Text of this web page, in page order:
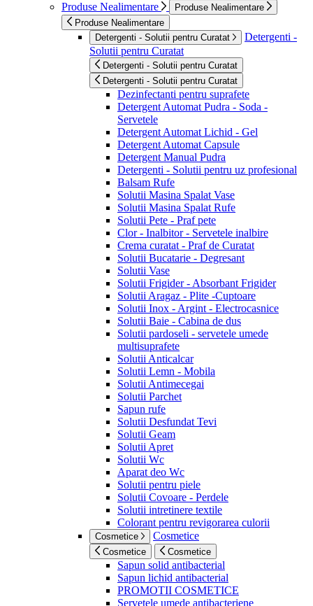
Produse Nealimentare
Produse Nealimentare
Produse Nealimentare
Detergenti - Solutii pentru Curatat
Detergenti -
Solutii pentru Curatat
Detergenti - Solutii pentru Curatat
Detergenti - Solutii pentru Curatat
Dezinfectanti pentru suprafete
Detergent Automat Pudra - Soda -
Servetele
Detergent Automat Lichid - Gel
Detergent Automat Capsule
Detergent Manual Pudra
Detergenti - Solutii pentru uz profesional
Balsam Rufe
Solutii Masina Spalat Vase
Solutii Masina Spalat Rufe
Solutii Pete - Praf pete
Clor - Inalbitor - Servetele inalbire
Crema curatat - Praf de Curatat
Solutii Bucatarie - Degresant
Solutii Vase
Solutii Frigider - Absorbant Frigider
Solutii Aragaz - Plite -Cuptoare
Solutii Inox - Argint - Electrocasnice
Solutii Baie - Cabina de dus
Solutii pardoseli - servetele umede
multisuprafete
Solutii Anticalcar
Solutii Lemn - Mobila
Solutii Antimecegai
Solutii Parchet
Sapun rufe
Solutii Desfundat Tevi
Solutii Geam
Solutii Apret
Solutii Wc
Aparat deo Wc
Solutii pentru piele
Solutii Covoare - Perdele
Solutii intretinere textile
Colorant pentru revigorarea culorii
Cosmetice Cosmetice
Cosmetice Cosmetice
Sapun solid antibacterial
Sapun lichid antibacterial
PROMOTII COSMETICE
Servetele umede antibacteriene